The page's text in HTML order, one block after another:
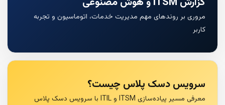
مروری بر روندهای مهم مدیریت خدمات، اتوماسیون و تجربه
کاربر
سرویس دسک پلاس چیست؟
معرفی مسیر پیاده‌سازی ITSM و ITIL با سرویس دسک پلاس